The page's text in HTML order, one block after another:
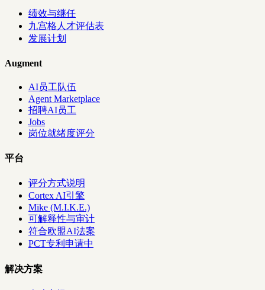
绩效与继任
九宫格人才评估表
发展计划
Augment
AI员工队伍
Agent Marketplace
招聘AI员工
Jobs
岗位就绪度评分
平台
评分方式说明
Cortex AI引擎
Mike (M.I.K.E.)
可解释性与审计
符合欧盟AI法案
PCT专利申请中
解决方案